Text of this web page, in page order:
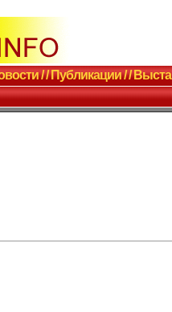
// Публикации //